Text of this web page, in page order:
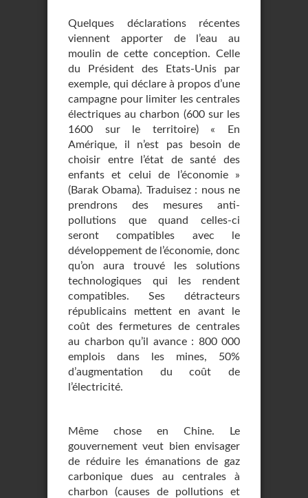
Quelques déclarations récentes
viennent apporter de l’eau au
moulin de cette conception. Celle
du Président des Etats-Unis par
exemple, qui déclare à propos d’une
campagne pour limiter les centrales
électriques au charbon (600 sur les
1600 sur le territoire) « En
Amérique, il n’est pas besoin de
choisir entre l’état de santé des
enfants et celui de l’économie »
(Barak Obama). Traduisez : nous ne
prendrons des mesures anti-
pollutions que quand celles-ci
seront compatibles avec le
développement de l’économie, donc
qu’on aura trouvé les solutions
technologiques qui les rendent
compatibles. Ses détracteurs
républicains mettent en avant le
coût des fermetures de centrales
au charbon qu’il avance : 800 000
emplois dans les mines, 50%
d’augmentation du coût de
l’électricité.
Même chose en Chine. Le
gouvernement veut bien envisager
de réduire les émanations de gaz
carbonique dues au centrales à
charbon (causes de pollutions et